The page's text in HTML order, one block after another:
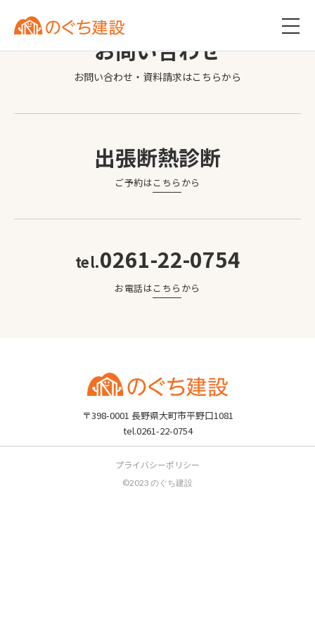
お問い合わせ
お問い合わせ・資料請求はこちらから
出張断熱診断
ご予約はこちら から
tel.0261-22-0754
お電話はこちら から
〒398-0001 長野県大町市平野口1081
tel.0261-22-0754
プライバシーポリシー
©2023 のぐち建設